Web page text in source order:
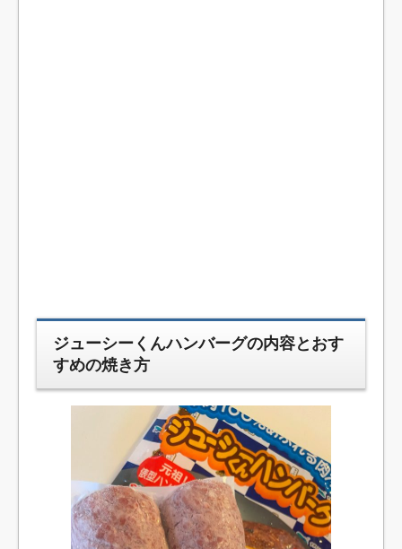
ジューシーくんハンバーグの内容とおす
すめの焼き方